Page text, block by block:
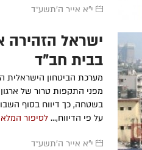
י"א אייר ה׳תשע״ד
ישראל הזהירה
בבית חב"ד
מערכת הביטחון הישראלית
מפני התקפות טרור של
על פי הדיווח,... לסיפור המלא
י"א אייר ה׳תשע״ד